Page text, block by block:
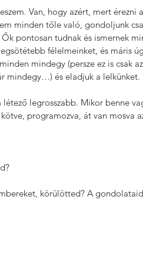
Van, hogy azért, mert érezni
minden tőle való, gondoljunk
pontosan tudnak és ismernek
félelmeinket, és máris
mindegy (persze ez is csak
mindegy…) és eladjuk a lelkünket.
létező legrosszabb. Mikor benne
programozva, át van mosva
körülötted? A